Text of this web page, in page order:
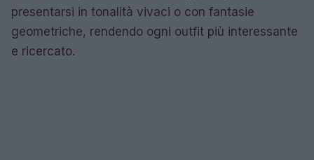
presentarsi in tonalità vivaci o con fantasie
geometriche, rendendo ogni outfit più interessante
e ricercato.